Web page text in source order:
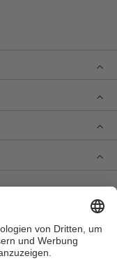
im Bereich Sauna,
entdecken Sie, warum
Produkte zur
begeistern.